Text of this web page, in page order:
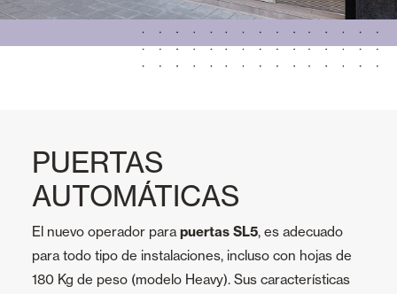
PUERTAS
AUTOMÁTICAS
El nuevo operador parapuertas SL5, es adecuado
para todo tipo de instalaciones, incluso con hojas de
180 Kg de peso (modelo Heavy). Sus características